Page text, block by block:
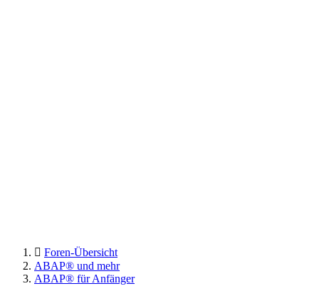
Foren-Übersicht
ABAP® und mehr
ABAP® für Anfänger